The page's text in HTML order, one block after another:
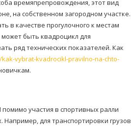
времяпрепровождения, этот вид
на собственном загородном участке.
в качестве прогулочного к местам
быть квадроцикл для
ряд технических показателей. Как
vybrat-kvadrocikl-pravilno-na-chto-
участия в спортивных ралли
Например, для транспортировки грузов